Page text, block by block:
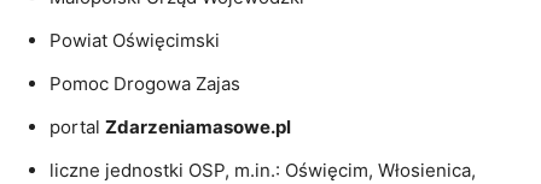
Powiat Oświęcimski
Pomoc Drogowa Zajas
portal Zdarzeniamasowe.pl
liczne jednostki OSP, m.in.: Oświęcim, Włosienica,